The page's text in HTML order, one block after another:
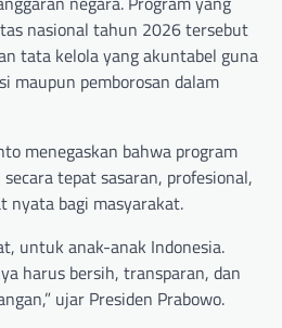
nasional tahun 2026 tersebut
tata kelola yang akuntabel guna
maupun pemborosan dalam
menegaskan bahwa program
tepat sasaran, profesional,
nyata bagi masyarakat.
untuk anak-anak Indonesia.
harus bersih, transparan, dan
ujar Presiden Prabowo.